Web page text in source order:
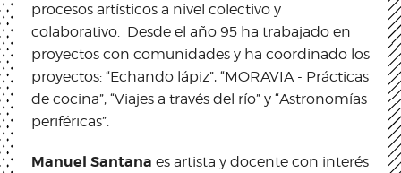
procesos artísticos a nivel colectivo y
colaborativo. Desde el año 95 ha trabajado en
proyectos con comunidades y ha coordinado los
proyectos: “Echando lápiz”, “MORAVIA - Prácticas
de cocina”, “Viajes a través del río” y “Astronomías
periféricas”.
Manuel Santana es artista y docente con interés